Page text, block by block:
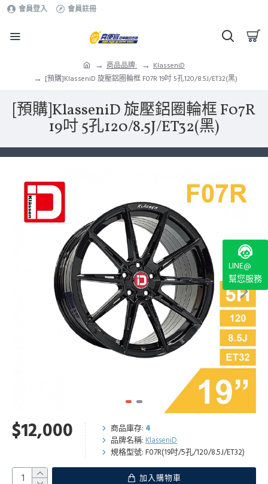
會員登入 會員註冊
商品品牌:
KlasseniD
[預購]KlasseniD 旋壓鋁圈輪框 F07R 19吋 5孔120/8.5J/ET32(黑)
[預購]KlasseniD 旋壓鋁圈輪框 F07R
19吋 5孔120/8.5J/ET32(黑)
$12,000 商品庫存: 4
品牌名稱: KlasseniD
規格型號: F07R(19吋/5孔/120/8.5J/ET32)
加入購物車
LINE@
幫您服務